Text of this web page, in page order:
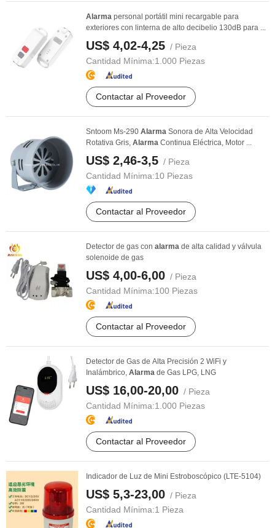
Alarma personal portátil mini recargable para
exteriores con linterna de alto decibelio 130dB para ...
US$ 4,02-4,25 / Pieza
Cantidad Mínima:1.000 Piezas
Contactar al Proveedor
Sntoom Ms-290 Alarma Sonora de Alta Velocidad
Rotativa Gris, Alarma Continua Eléctrica, Motor ...
US$ 2,46-3,5 / Pieza
Cantidad Mínima:10 Piezas
Contactar al Proveedor
Detector de gas con alarma de alta calidad y válvula
solenoide de gas
US$ 4,00-6,00 / Pieza
Cantidad Mínima:100 Piezas
Contactar al Proveedor
Detector de Gas de Alta Precisión 2 WiFi y
Inalámbrico, Alarma de Gas LPG, LNG
US$ 16,00-20,00 / Pieza
Cantidad Mínima:1.000 Piezas
Contactar al Proveedor
Indicador de Luz de Mini Estroboscópico (LTE-5104)
US$ 5,3-23,00 / Pieza
Cantidad Mínima:1 Pieza